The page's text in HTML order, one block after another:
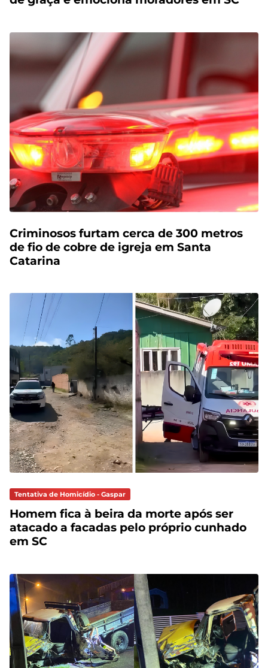
Criminosos furtam cerca de 300 metros
de fio de cobre de igreja em Santa
Catarina
Tentativa de Homicídio - Gaspar
Homem fica à beira da morte após ser
atacado a facadas pelo próprio cunhado
em SC